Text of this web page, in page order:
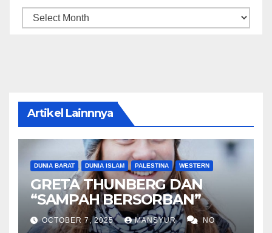
Artikel Lainnnya
DUNIA BARAT DUNIA ISLAM PALESTINA WESTERN
GRETA THUNBERG DAN
“SAMPAH BERSORBAN”
OCTOBER 7, 2025 MANSYUR NO